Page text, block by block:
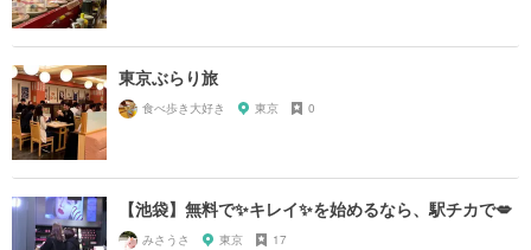
東京ぶらり旅
食べ歩き大好き 東京 0
【池袋】無料で✨キレイ✨を始めるなら、駅チカで💋
みさうさ 東京 17